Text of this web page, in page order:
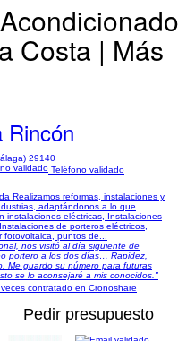
Costa | Más
Rincón
29140
Teléfono validado
Realizamos reformas, instalaciones y
adaptándonos a lo que
instalaciones eléctricas, Instalaciones
de porteros eléctricos,
puntos de...
nos visitó al día siguiente de
portero a los dos días… Rapidez,
Me guardo su número para futuras
se lo aconsejaré a mis conocidos."
contratado en Cronoshare
Pedir presupuesto